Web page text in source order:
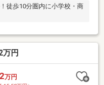
徒歩10分圏内に小学校・商
円
万円